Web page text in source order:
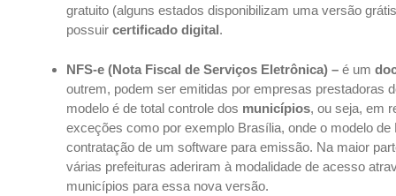
gratuito (alguns estados disponibilizam uma versão
possuir certificado digital.
NFS-e (Nota Fiscal de Serviços Eletrônica) – é um
outrem, podem ser emitidas por empresas
modelo é de total controle dos municípios, ou seja, em
exceções como por exemplo Brasília, onde o modelo
contratação de um software para emissão. Na maior
várias prefeituras aderiram à modalidade de acesso
municípios para essa nova versão.